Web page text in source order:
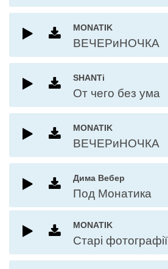
MONATIK
ВЕЧЕРиНОЧКА
SHANTi
От чего без ума
MONATIK
ВЕЧЕРиНОЧКА
Дима Вебер
Под Монатика
MONATIK
Старі фотографії